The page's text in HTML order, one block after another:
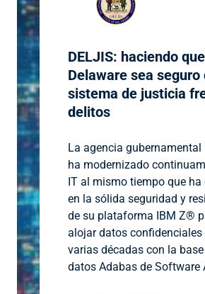
DELJIS: haciendo que
Delaware sea seguro
sistema de justicia
delitos
La agencia gubernamental
ha modernizado
IT al mismo tiempo que
en la sólida seguridad y
de su plataforma IBM Z®
alojar datos confidenciales
varias décadas con la
datos Adabas de Software